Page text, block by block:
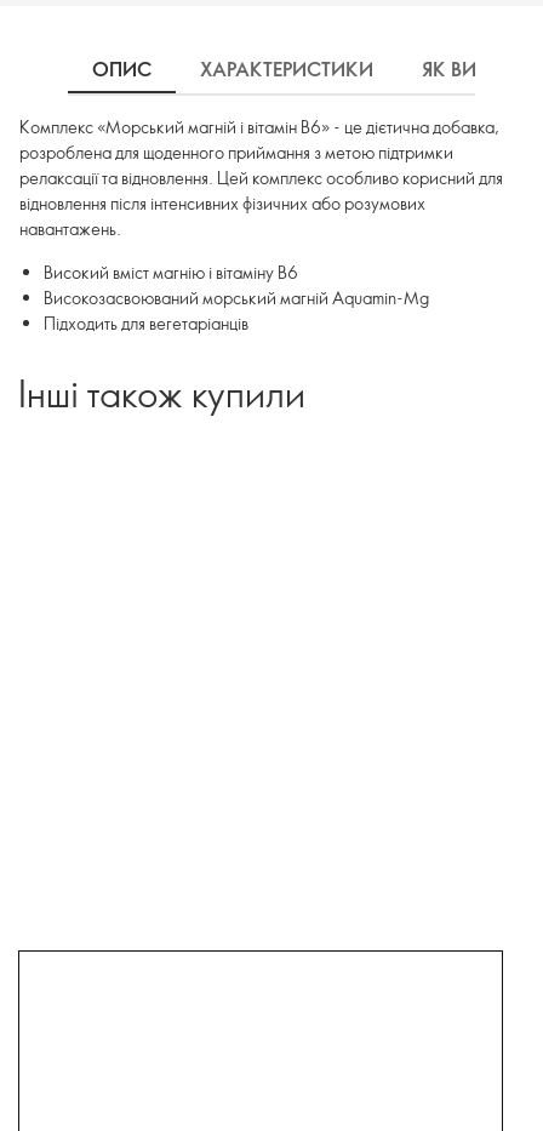
ОПИС ХАРАКТЕРИСТИКИ ЯК
Комплекс «Морський магній і вітамін B6» - це дієтична добавка,
розроблена для щоденного приймання з метою підтримки
релаксації та відновлення. Цей комплекс особливо корисний для
відновлення після інтенсивних фізичних або розумових
навантажень.
Високий вміст магнію і вітаміну B6
Високозасвоюваний морський магній Aquamin-Mg
Підходить для вегетаріанців
Інші також купили